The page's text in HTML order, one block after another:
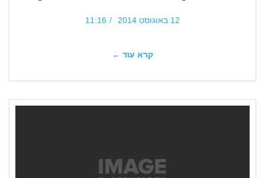
12 באוגוסט 2014 11:16
קרא עוד ←